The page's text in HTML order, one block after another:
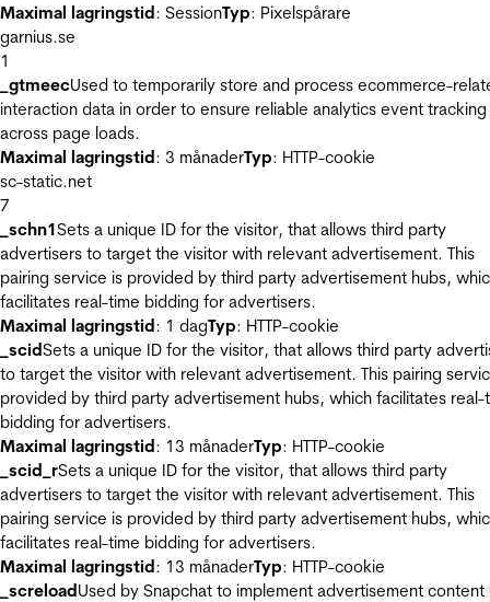
Maximal lagringstid: SessionTyp: Pixelspårare
garnius.se
1
_gtmeecUsed to temporarily store and process ecommerce-
interaction data in order to ensure reliable analytics event tracking
across page loads.
Maximal lagringstid: 3 månaderTyp: HTTP-cookie
sc-static.net
7
_schn1Sets a unique ID for the visitor, that allows third party
advertisers to target the visitor with relevant advertisement. This
pairing service is provided by third party advertisement hubs,
facilitates real-time bidding for advertisers.
Maximal lagringstid: 1 dagTyp: HTTP-cookie
_scidSets a unique ID for the visitor, that allows third party
to target the visitor with relevant advertisement. This pairing
provided by third party advertisement hubs, which facilitates real-
bidding for advertisers.
Maximal lagringstid: 13 månaderTyp: HTTP-cookie
_scid_rSets a unique ID for the visitor, that allows third party
advertisers to target the visitor with relevant advertisement. This
pairing service is provided by third party advertisement hubs,
facilitates real-time bidding for advertisers.
Maximal lagringstid: 13 månaderTyp: HTTP-cookie
_screloadUsed by Snapchat to implement advertisement content